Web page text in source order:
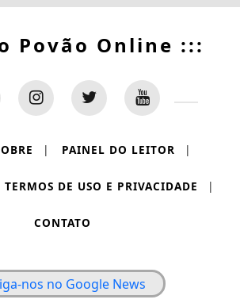
Povão Online :::
| PAINEL DO LEITOR |
TERMOS DE USO E PRIVACIDADE |
CONTATO